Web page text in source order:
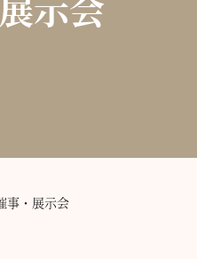
事・展示会